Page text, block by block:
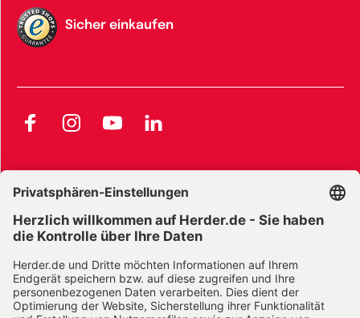
Sicher einkaufen
FacebookInstagramYouTubeLinkedIn
Widerrufsbelehrung E-Books
Widerrufsbelehrung Zeitschriften Datenschutz
Datenschutz Social Media Barrierefreiheit
Vertrag widerrufen